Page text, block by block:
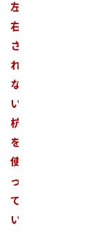
左
右
さ
れ
な
い
杭
を
使
っ
て
い